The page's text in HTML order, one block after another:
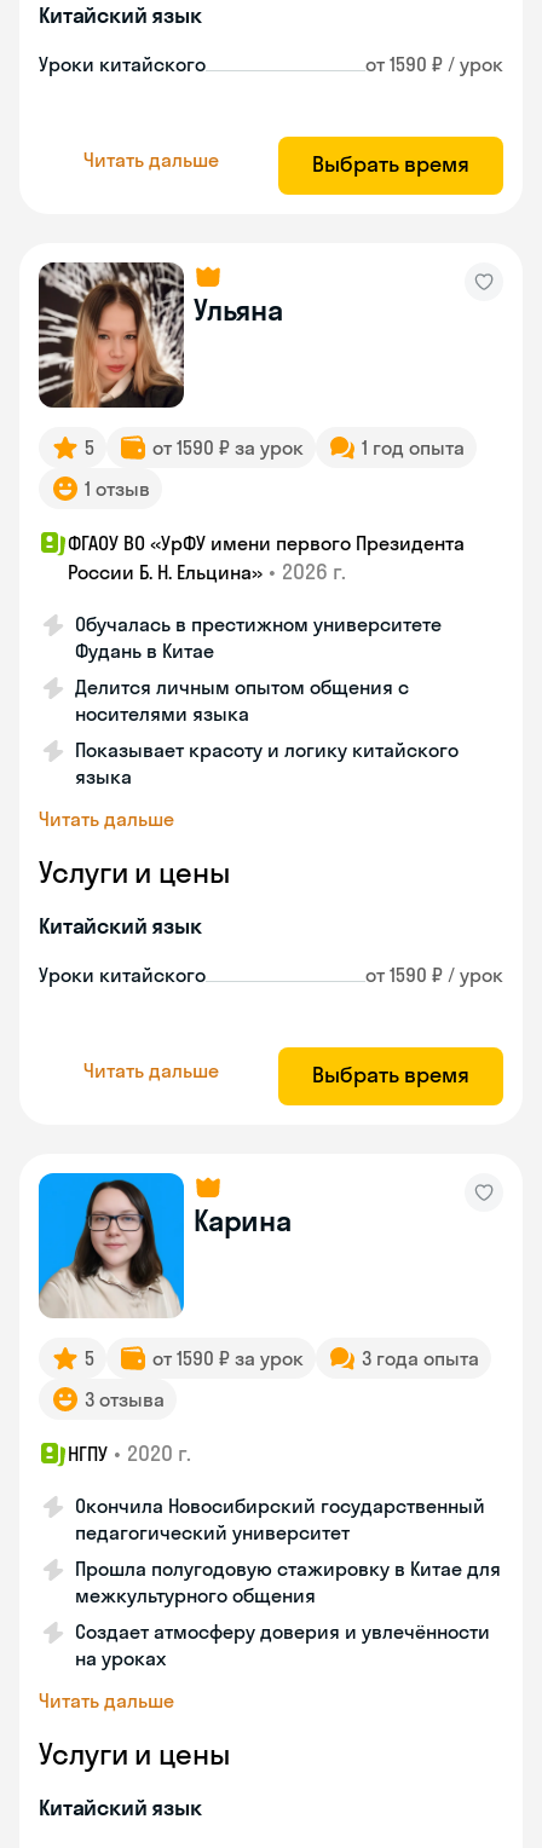
Китайский язык
Уроки китайского от 1590 ₽ / урок
Читать дальше Выбрать время
Ульяна
5 от 1590 ₽ за урок
1 год опыта
1 отзыв
ФГАОУ ВО «УрФУ имени первого Президента
России Б. Н. Ельцина» • 2026 г.
Обучалась в престижном университете
Фудань в Китае
Делится личным опытом общения с
носителями языка
Показывает красоту и логику китайского
языка
Читать дальше
Услуги и цены
Китайский язык
Уроки китайского от 1590 ₽ / урок
Читать дальше Выбрать время
Карина
5 от 1590 ₽ за урок
3 года опыта
3 отзыва
НГПУ • 2020 г.
Окончила Новосибирский государственный
педагогический университет
Прошла полугодовую стажировку в Китае для
межкультурного общения
Создает атмосферу доверия и увлечённости
на уроках
Читать дальше
Услуги и цены
Китайский язык